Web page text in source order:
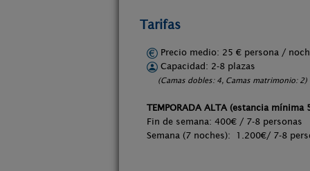
Tarifas
Precio medio: 25 € persona /
Capacidad: 2-8 plazas
(Camas dobles: 4, Camas matrimonio: 2)
TEMPORADA ALTA (estancia
Fin de semana: 400€ / 7-8 personas
Semana (7 noches): 1.200€/ 7-8